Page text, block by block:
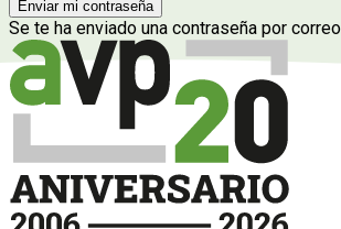
Se te ha enviado una contraseña por